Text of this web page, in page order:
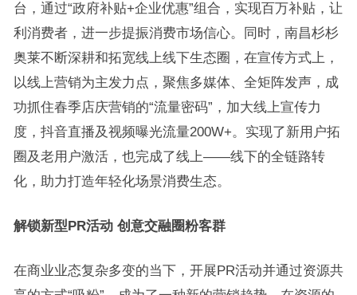
台，通过“政府补贴+企业优惠”组合，实现百万补贴，让
利消费者，进一步提振消费市场信心。同时，南昌杉杉
奥莱不断深耕和拓宽线上线下生态圈，在宣传方式上，
以线上营销为主发力点，聚焦多媒体、全矩阵发声，成
功抓住春季店庆营销的“流量密码”，加大线上宣传力
度，抖音直播及视频曝光流量200W+。实现了新用户拓
圈及老用户激活，也完成了线上——线下的全链路转
化，助力打造年轻化场景消费生态。
解锁新型PR活动 创意交融圈粉客群
在商业业态复杂多变的当下，开展PR活动并通过资源共